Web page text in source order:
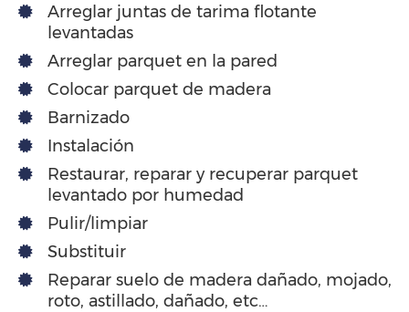
Arreglar juntas de tarima flotante
levantadas
Arreglar parquet en la pared
Colocar parquet de madera
Barnizado
Instalación
Restaurar, reparar y recuperar parquet
levantado por humedad
Pulir/limpiar
Substituir
Reparar suelo de madera dañado, mojado,
roto, astillado, dañado, etc…